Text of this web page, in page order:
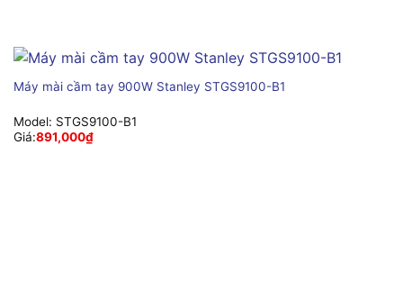
Máy mài cầm tay 900W Stanley STGS9100-B1
Model: STGS9100-B1
Giá:891,000₫